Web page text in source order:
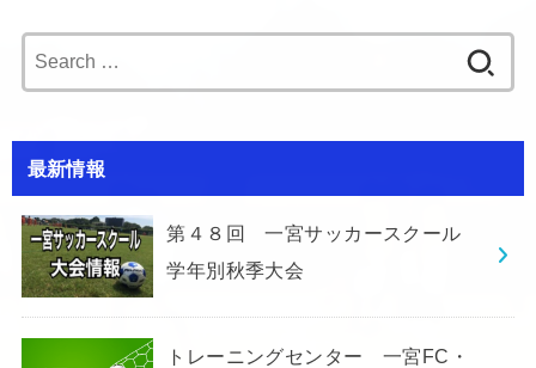
for:
最新情報
第４８回 一宮サッカースクール
学年別秋季大会
トレーニングセンター 一宮FC・